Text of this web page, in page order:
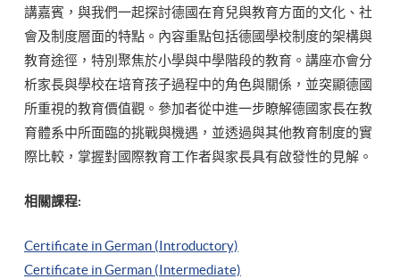
講嘉賓，與我們一起探討德國在育兒與教育方面的文化、社
會及制度層面的特點。內容重點包括德國學校制度的架構與
教育途徑，特別聚焦於小學與中學階段的教育。講座亦會分
析家長與學校在培育孩子過程中的角色與關係，並突顯德國
所重視的教育價值觀。參加者從中進一步瞭解德國家長在教
育體系中所面臨的挑戰與機遇，並透過與其他教育制度的實
際比較，掌握對國際教育工作者與家長具有啟發性的見解。
相關課程:
Certificate in German (Introductory)
Certificate in German (Intermediate)